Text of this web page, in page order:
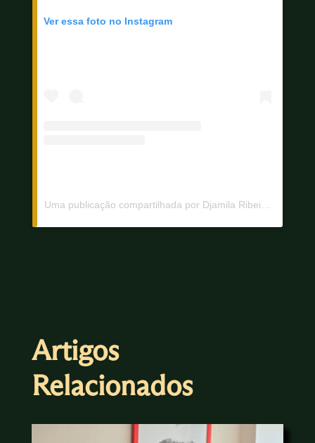
Ver essa foto no Instagram
Uma publicação compartilhada por Djamila Ribeiro
Artigos
Relacionados